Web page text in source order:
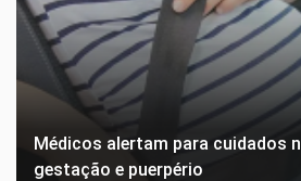
Médicos alertam para cuidados
gestação e puerpério